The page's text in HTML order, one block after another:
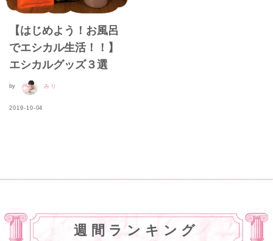
【はじめよう！お風呂
でエシカル生活！！】
エシカルグッズ３選
by みり
2019-10-04
週間ランキング